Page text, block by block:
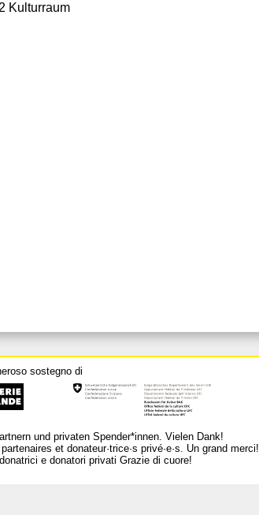
Kulturraum
sostegno di
und privaten Spender*innen. Vielen Dank!
et donateur·trice·s privé·e·s. Un grand merci!
e donatori privati Grazie di cuore!